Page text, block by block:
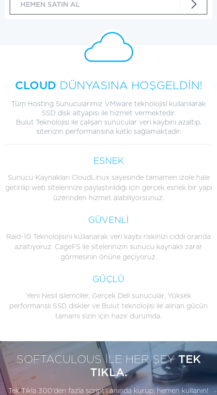
HEMEN SATIN AL
CLOUD DÜNYASINA HOŞGELDİN!
Tüm Hosting Sunucularımız VMware teknolojisi kullanılarak
SSD disk altyapısı ile hizmet vermektedir.
Bulut Teknolojisi ile çalışan sunucular veri kaybını azaltıp,
sitenizin performansına katkı sağlamaktadır.
ESNEK
Sunucu Kaynakları CloudLinux sayesinde tamamen izole hale
getirilip web sitelerinize paylaştırıldığı için gerçek esnek bir yapı
üzerinden hizmet alabiliyorsunuz.
GÜVENLİ
Raid-10 Teknolojisini kullanarak veri kaybı riskinizi ciddi oranda
azaltıyoruz. CageFS ile sitelerinizin sunucu kaynaklı zarar
görmesinin önüne geçiyoruz.
GÜÇLÜ
Yeni Nesil işlemciler, Gerçek Dell sunucular, Yüksek
performanslı SSD diskler ve Bulut teknolojisi ile alınan gücün
tamamı sizin için hazır durumda.
SOFTACULOUS İLE HER ŞEY TEK
TIKLA.
Tek Tıkla 300'den fazla script'i anında kurup, hemen kullanın!